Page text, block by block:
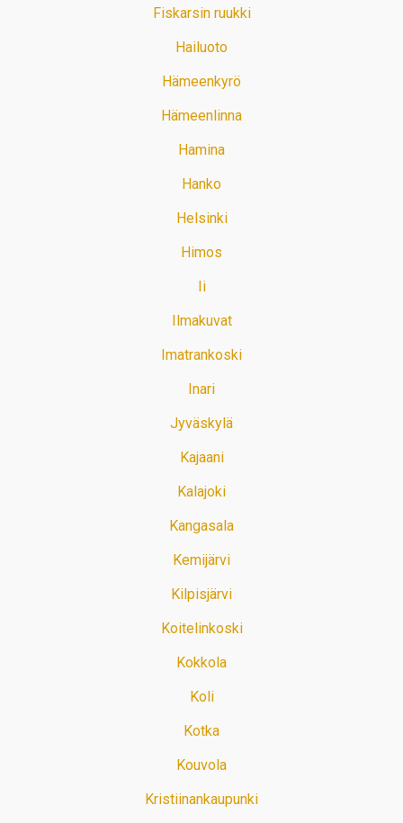
Fiskarsin ruukki
Hailuoto
Hämeenkyrö
Hämeenlinna
Hamina
Hanko
Helsinki
Himos
Ii
Ilmakuvat
Imatrankoski
Inari
Jyväskylä
Kajaani
Kalajoki
Kangasala
Kemijärvi
Kilpisjärvi
Koitelinkoski
Kokkola
Koli
Kotka
Kouvola
Kristiinankaupunki